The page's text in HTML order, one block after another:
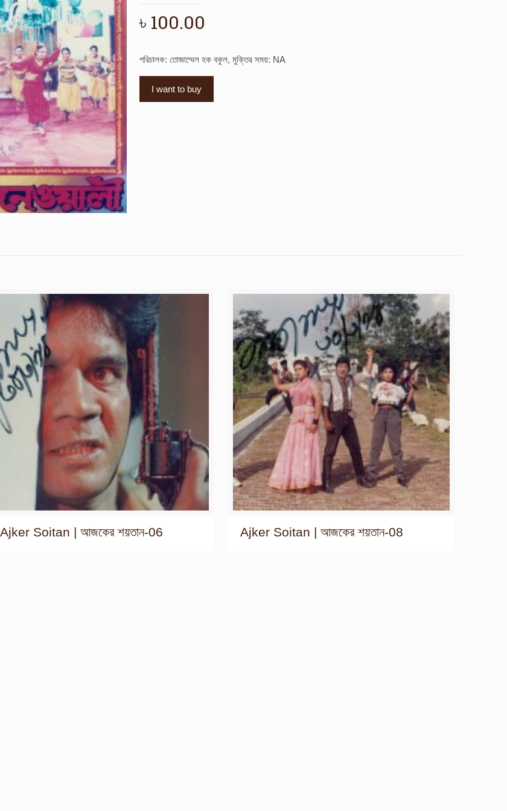
৳ 100.00
পরিচালক: তোজাম্মেল হক বকুল, মুক্তির সময়: NA
I want to buy
Ajker Soitan | আজকের শয়তান-06 Ajker Soitan | আজকের শয়তান-08